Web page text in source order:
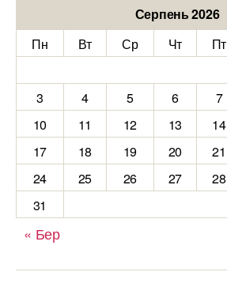
Серпень 2026
Пн
Вт Ср Чт Пт
3
4 5 6 7
10
11 12 13 14
17
18 19 20 21
24
25 26 27 28
31
« Бер